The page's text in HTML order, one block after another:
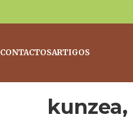
CONTACTOSARTIGOS
kunzea,